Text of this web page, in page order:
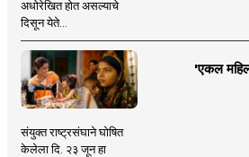
अधोरेखित होत असल्याचे
दिसून येते...
'एकल
संयुक्त राष्ट्रसंघाने घोषित
केलेला दि. २३ जून हा